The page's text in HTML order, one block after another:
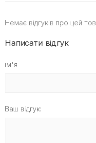
Немає відгуків про цей
Написати відгук
ім'я
Ваш відгук: